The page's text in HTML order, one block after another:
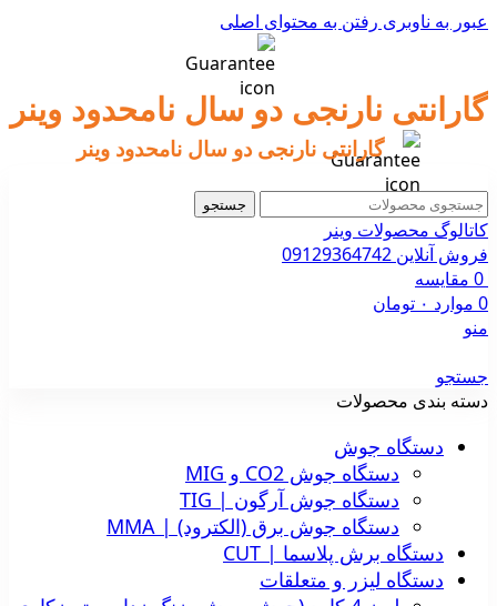
عبور به ناوبری رفتن به محتوای اصلی
گارانتی نارنجی دو سال نامحدود وینر
گارانتی نارنجی دو سال نامحدود وینر
جستجو
کاتالوگ محصولات وینر
فروش آنلاین 09129364742
0 مقایسه
0 موارد ۰ تومان
منو
جستجو
دسته بندی محصولات
دستگاه جوش
دستگاه جوش CO2 و MIG
دستگاه جوش آرگون | TIG
دستگاه جوش برق (الکترود) | MMA
دستگاه برش پلاسما | CUT
دستگاه لیزر و متعلقات